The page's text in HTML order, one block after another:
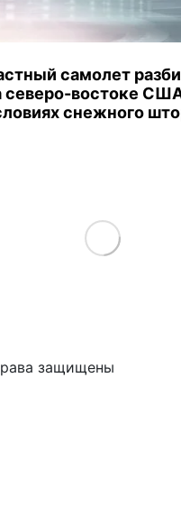
самолет
северо-востоке
снежного
Load More
защищены